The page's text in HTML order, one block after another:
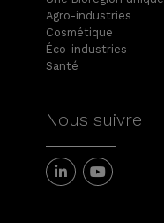
Agro-industries
Cosmétique
Éco-industries
Santé
Nous suivre